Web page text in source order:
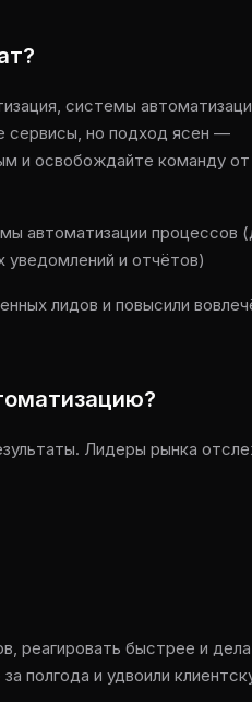
системы
сервисы, но подход ясен —
и освобождайте команду
автоматизации процессов
уведомлений и отчётов)
лидов и повысили
Лидеры рынка
реагировать быстрее и
полгода и удвоили